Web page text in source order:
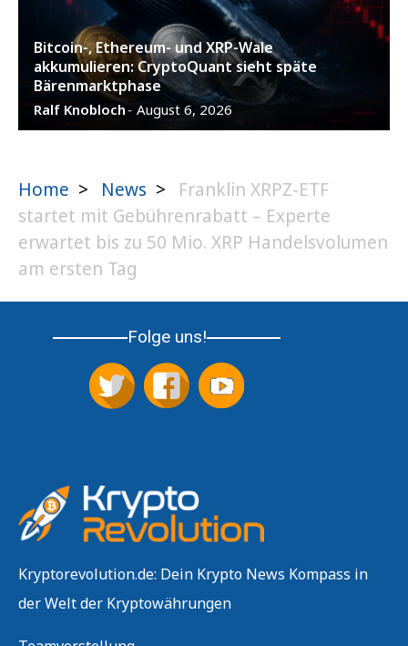
Bitcoin-, Ethereum- und XRP-Wale
akkumulieren: CryptoQuant sieht späte
Bärenmarktphase
Ralf Knobloch- August 6, 2026
Home > News >
Franklin XRPZ-ETF
startet mit Gebührenrabatt – Experte
erwartet bis zu 50 Mio. XRP Handelsvolumen
am ersten Tag
Folge uns!
Kryptorevolution.de: Dein Krypto News Kompass in
der Welt der Kryptowährungen